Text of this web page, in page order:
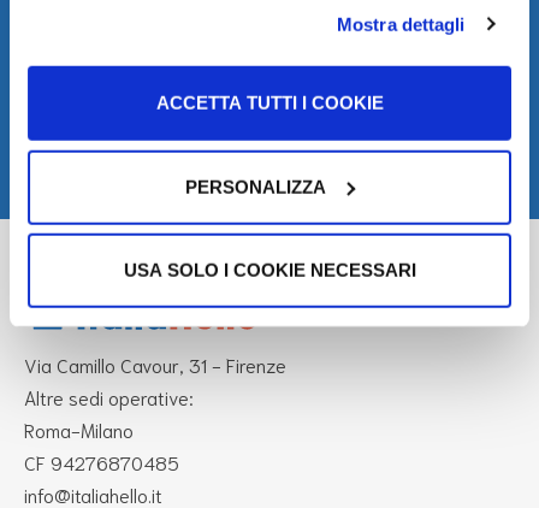
Mostra dettagli
ACCETTA TUTTI I COOKIE
PERSONALIZZA
USA SOLO I COOKIE NECESSARI
Ho letto l’informativa privacy e accetto di ricevere le notizie
di ItaliaHello
Via Camillo Cavour, 31 - Firenze
Altre sedi operative:
Roma-Milano
CF 94276870485
info@italiahello.it